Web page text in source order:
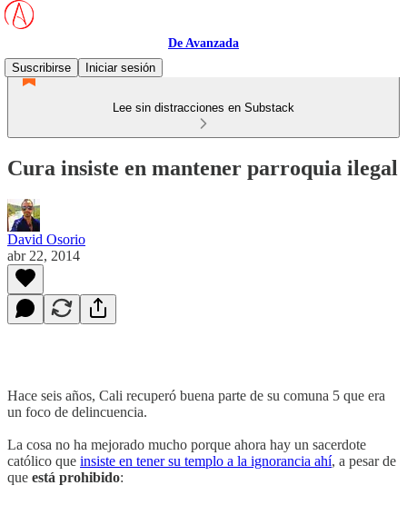
De Avanzada
Suscribirse
Iniciar sesión
Lee sin distracciones en Substack
Cura insiste en mantener parroquia ilegal
David Osorio
abr 22, 2014
Hace seis años, Cali recuperó buena parte de su comuna 5 que era
un foco de delincuencia.
La cosa no ha mejorado mucho porque ahora hay un sacerdote
católico que insiste en tener su templo a la ignorancia ahí, a pesar de
que está prohibido: